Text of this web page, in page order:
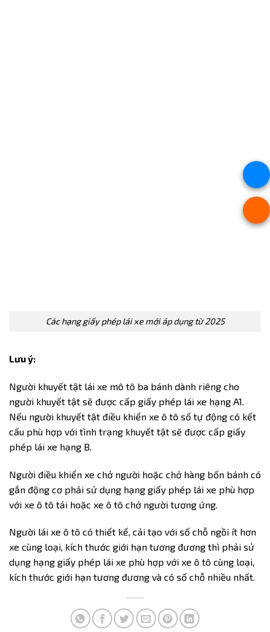
Các hạng giấy phép lái xe mới áp dụng từ 2025
Lưu ý:
Người khuyết tật lái xe mô tô ba bánh dành riêng cho
người khuyết tật sẽ được cấp giấy phép lái xe hạng A1.
Nếu người khuyết tật điều khiển xe ô tô số tự động có kết
cấu phù hợp với tình trạng khuyết tật sẽ được cấp giấy
phép lái xe hạng B.
Người điều khiển xe chở người hoặc chở hàng bốn bánh có
gắn động cơ phải sử dụng hạng giấy phép lái xe phù hợp
với xe ô tô tải hoặc xe ô tô chở người tương ứng.
Người lái xe ô tô có thiết kế, cải tạo với số chỗ ngồi ít hơn
xe cùng loại, kích thước giới hạn tương đương thì phải sử
dụng hạng giấy phép lái xe phù hợp với xe ô tô cùng loại,
kích thước giới hạn tương đương và có số chỗ nhiều nhất.